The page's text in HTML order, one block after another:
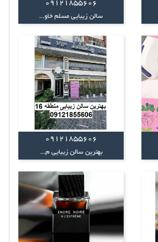
09121855606
سالن زیبایی مسلم خاو...
09121855606
بهترین سالن زیبایی م...